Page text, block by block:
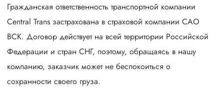
Гражданская ответственность транспортной компании
Central Trans застрахована в страховой компании САО
ВСК. Договор действует на всей территории Российской
Федерации и стран СНГ, поэтому, обращаясь в нашу
компанию, заказчик может не беспокоиться о
сохранности своего груза.